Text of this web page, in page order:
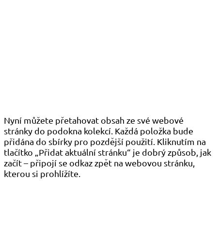
Nyní můžete přetahovat obsah ze své webové
stránky do podokna kolekcí. Každá položka bude
přidána do sbírky pro pozdější použití. Kliknutím na
tlačítko „Přidat aktuální stránku“ je dobrý způsob, jak
začít – připojí se odkaz zpět na webovou stránku,
kterou si prohlížíte.